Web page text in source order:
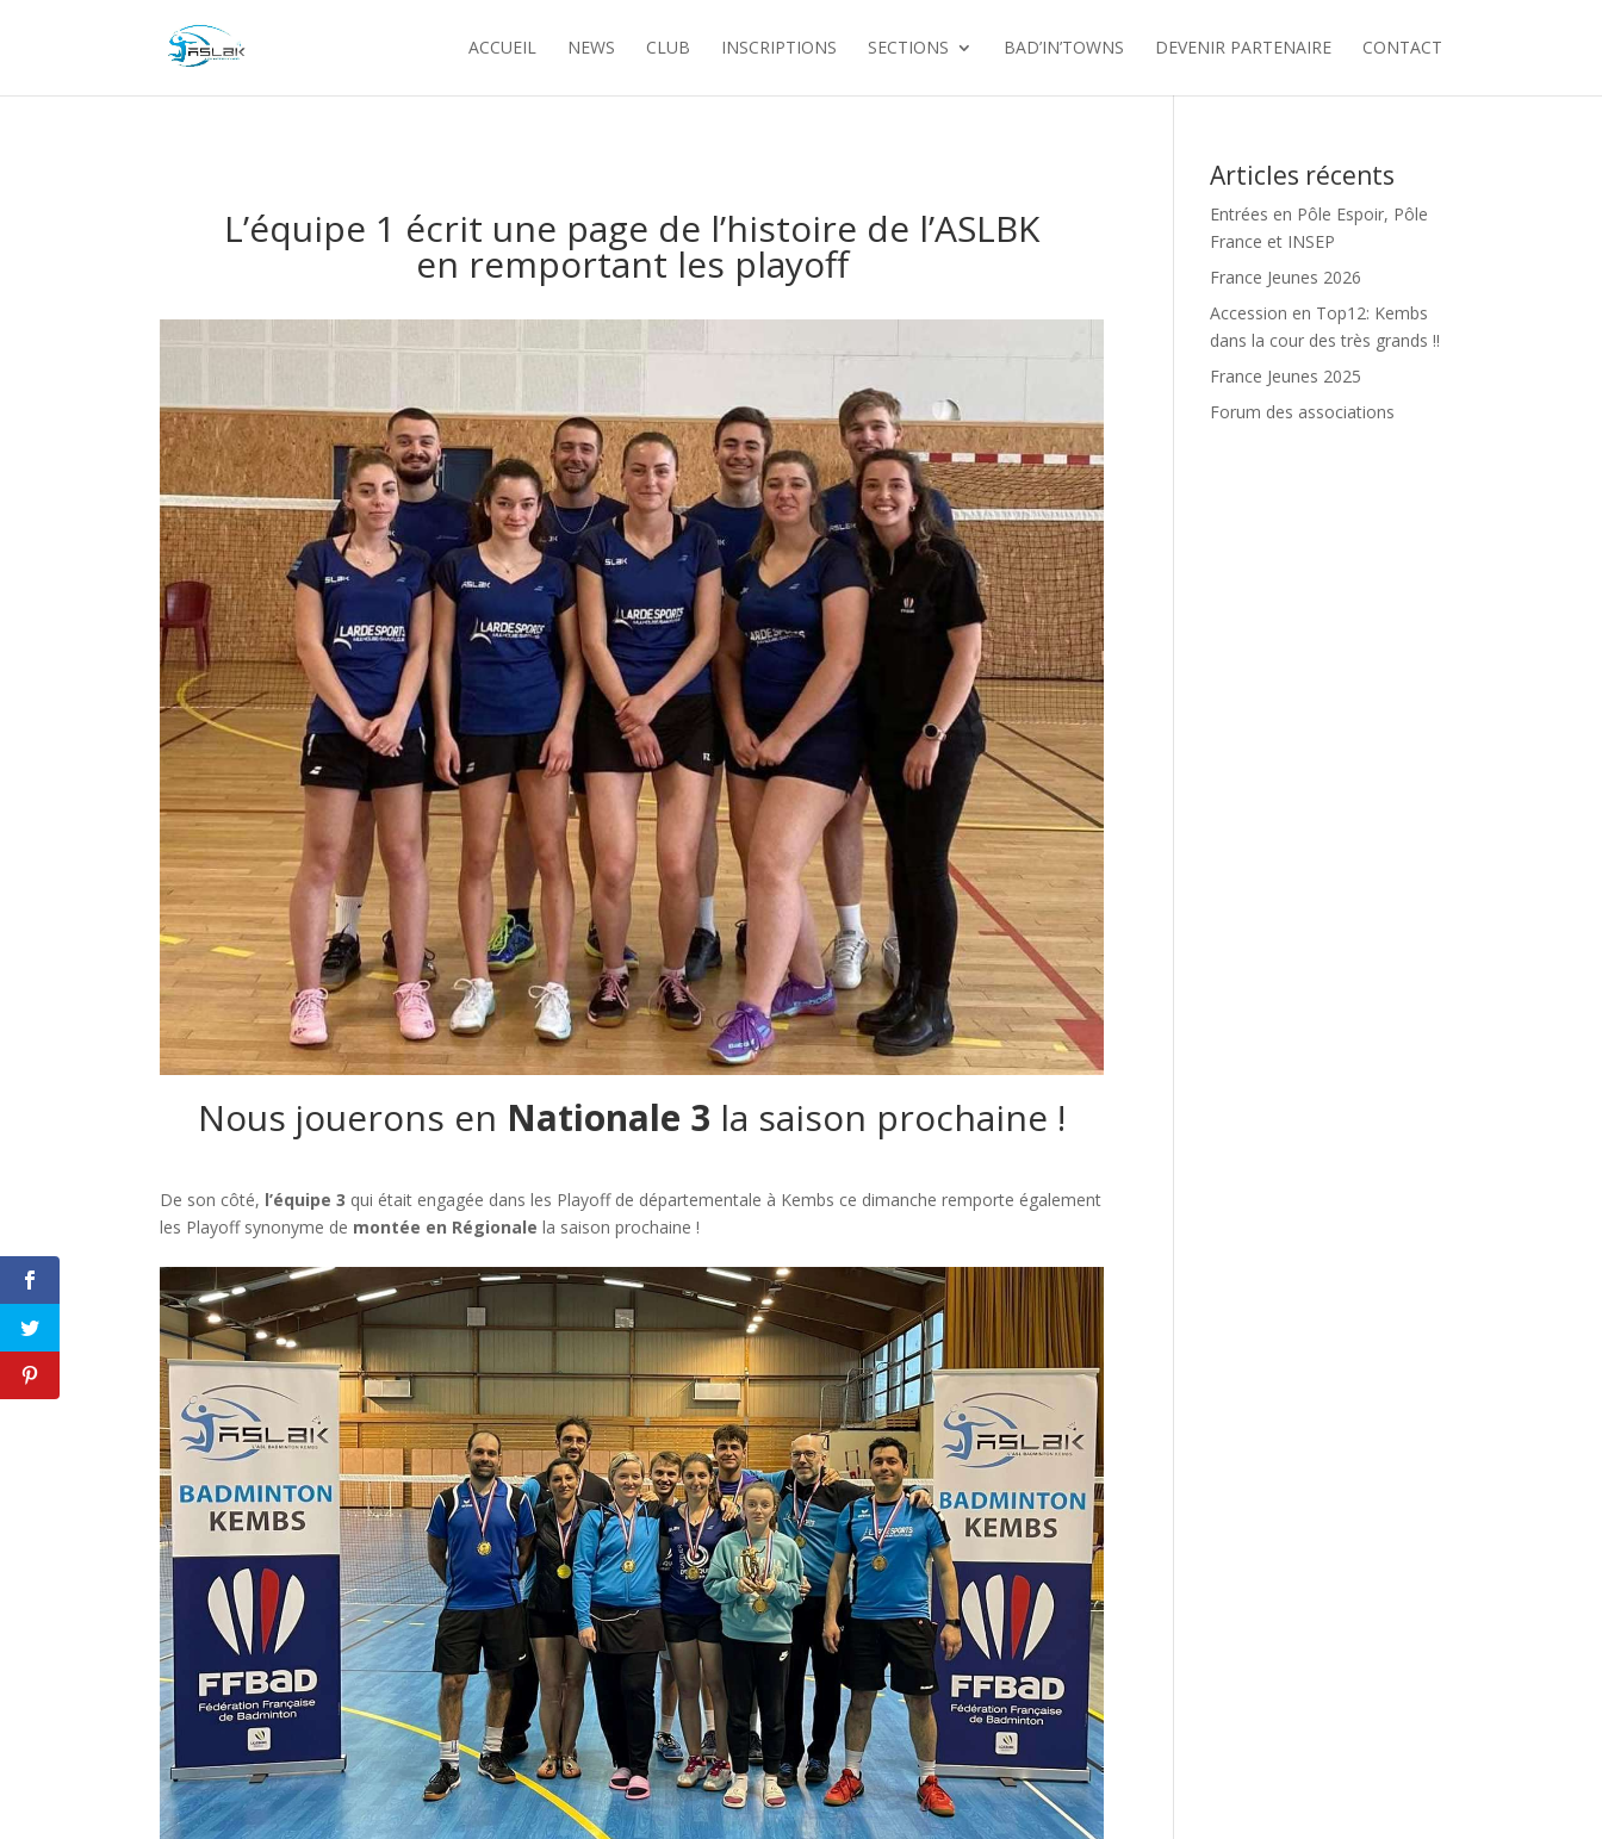
ACCUEIL NEWS CLUB INSCRIPTIONS SECTIONS BAD’IN’TOWNS DEVENIR PARTENAIRE CONTACT
L’équipe 1 écrit une page de l’histoire de l’ASLBK
en remportant les playoff
Nous jouerons en Nationale 3 la saison prochaine !
De son côté, l’équipe 3 qui était engagée dans les Playoff de départementale à Kembs ce dimanche remporte également
les Playoff synonyme de montée en Régionale la saison prochaine !
Articles récents
Entrées en Pôle Espoir, Pôle
France et INSEP
France Jeunes 2026
Accession en Top12: Kembs
dans la cour des très grands !!
France Jeunes 2025
Forum des associations